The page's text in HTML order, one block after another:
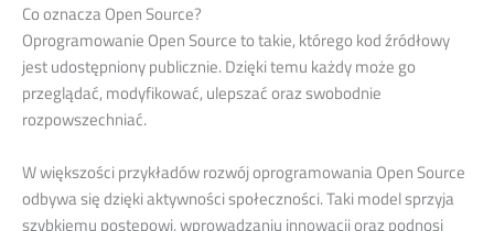
Co oznacza Open Source?
Oprogramowanie Open Source to takie, którego kod źródłowy
jest udostępniony publicznie. Dzięki temu każdy może go
przeglądać, modyfikować, ulepszać oraz swobodnie
rozpowszechniać.
W większości przykładów rozwój oprogramowania Open Source
odbywa się dzięki aktywności społeczności. Taki model sprzyja
szybkiemu postępowi, wprowadzaniu innowacji oraz podnosi